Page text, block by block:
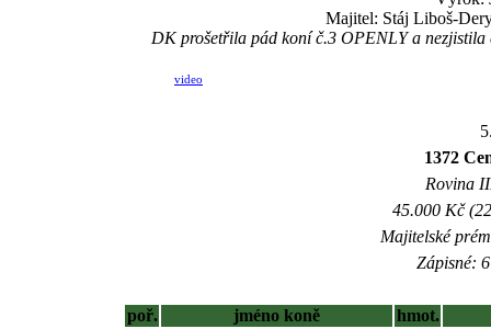
Majitel: Stáj Liboš-
DK prošetřila pád koní č.3 OPENLY a nezjistila
video
1372
Rovina
45.000 Kč
Majitelské
Zápisné:
poř. jméno koně
hmot.